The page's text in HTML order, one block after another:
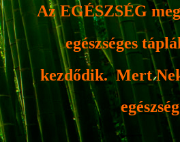
Az EGÉSZSÉG
egészséges
kezdődik. Mert